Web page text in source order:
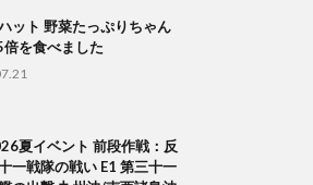
ット 野菜たっぷりちゃん
を食べました
夏イベント 前段作戦：反
一戦隊の戦い E1 第三十一